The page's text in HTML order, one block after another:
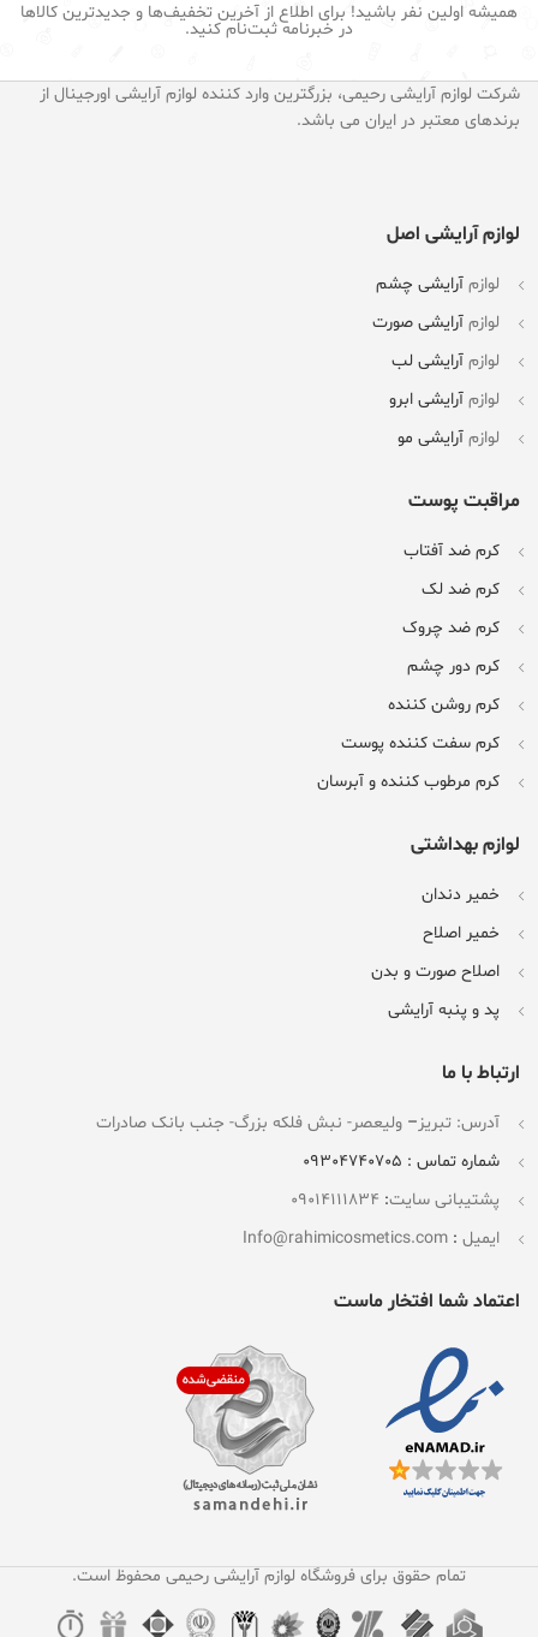
همیشه اولین نفر باشید! برای اطلاع از آخرین تخفیف‌ها و جدیدترین کالاها
در خبرنامه ثبت‌نام کنید.
شرکت لوازم آرایشی رحیمی، بزرگترین وارد کننده لوازم آرایشی اورجینال از
برندهای معتبر در ایران می باشد.
لوازم آرایشی اصل
لوازم آرایشی چشم
لوازم آرایشی صورت
لوازم آرایشی لب
لوازم آرایشی ابرو
لوازم آرایشی مو
مراقبت پوست
کرم ضد آفتاب
کرم ضد لک
کرم ضد چروک
کرم دور چشم
کرم روشن کننده
کرم سفت کننده پوست
کرم مرطوب کننده و آبرسان
لوازم بهداشتی
خمیر دندان
خمیر اصلاح
اصلاح صورت و بدن
پد و پنبه آرایشی
ارتباط با ما
آدرس: تبریز– ولیعصر- نبش فلکه بزرگ- جنب بانک صادرات
شماره تماس : 09304740705
پشتیبانی سایت:
ایمیل :
اعتماد شما افتخار ماست
تمام حقوق برای فروشگاه لوازم آرایشی رحیمی محفوظ است.